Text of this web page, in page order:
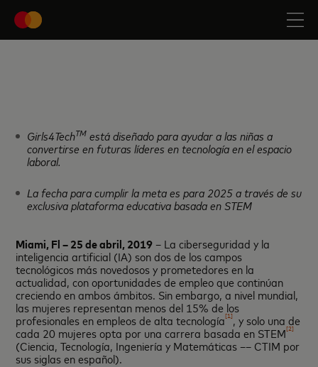
Girls4TechTM está diseñado para ayudar a las niñas a
convertirse en futuras líderes en tecnología en el espacio
laboral.
La fecha para cumplir la meta es para 2025 a través de su
exclusiva plataforma educativa basada en STEM
Miami,Fl – 25de abril, 2019– La ciberseguridad y la
inteligencia artificial (IA) son dos de los campos
tecnológicos más novedosos y prometedores en la
actualidad, con oportunidades de empleo que continúan
creciendo en ambos ámbitos. Sin embargo, a nivel mundial,
las mujeres representan menos del 15% de los
profesionales en empleos de alta tecnología[1], y solo una de
cada 20 mujeres opta por una carrera basada en STEM[2]
(Ciencia, Tecnología, Ingeniería y Matemáticas –– CTIM por
sus siglas en español).